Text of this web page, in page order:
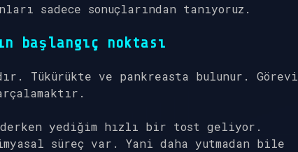
sadece sonuçlarından tanıyoruz.
başlangıç noktası
Tükürükte ve pankreasta bulunur. Görevi
giderken yediğim hızlı bir tost geliyor.
süreç var. Yani daha yutmadan bile